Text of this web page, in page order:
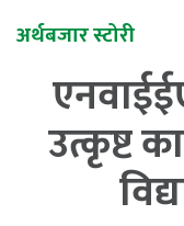
अर्थबजार स्टोरी
उत्कृष्ट